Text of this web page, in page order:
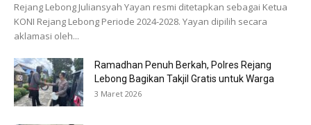
Rejang Lebong Juliansyah Yayan resmi ditetapkan sebagai Ketua
KONI Rejang Lebong Periode 2024-2028. Yayan dipilih secara
aklamasi oleh...
Ramadhan Penuh Berkah, Polres Rejang
Lebong Bagikan Takjil Gratis untuk Warga
3 Maret 2026